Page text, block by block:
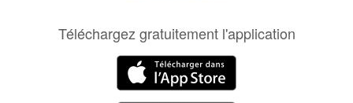
Téléchargez gratuitement l'application